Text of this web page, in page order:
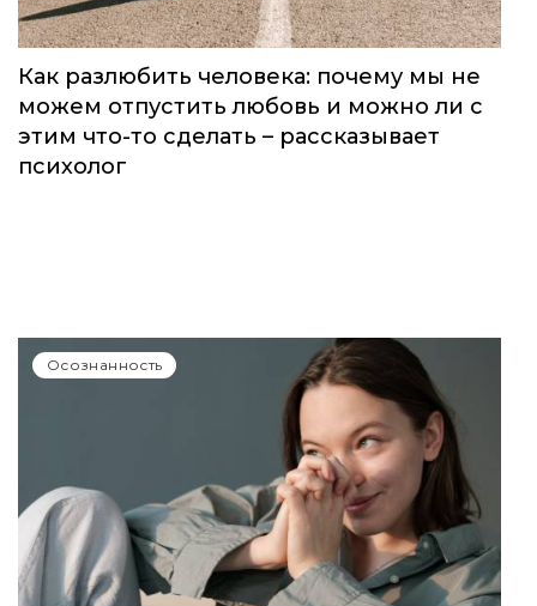
Как разлюбить человека: почему мы не
можем отпустить любовь и можно ли с
этим что-то сделать – рассказывает
психолог
Осознанность